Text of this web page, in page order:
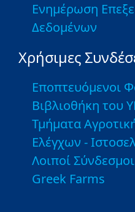
Ενημέρωση
Δεδομένων
Χρήσιμες
Εποπτευόμενοι
Βιβλιοθήκη του
Τμήματα
Ελέγχων -
Λοιποί Σύνδεσμοι
Greek Farms